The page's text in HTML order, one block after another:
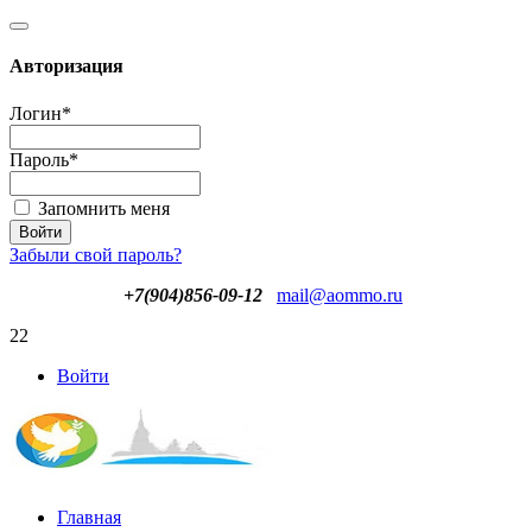
Авторизация
Логин*
Пароль*
Запомнить меня
Забыли свой пароль?
+7(904)856-09-12
mail@aommo.ru
22
Войти
Главная